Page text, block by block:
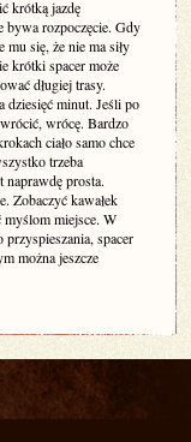
krótką jazdę
bywa rozpoczęcie. Gdy
mu się, że nie ma siły
krótki spacer może
długiej trasy.
dziesięć minut. Jeśli po
wrócę. Bardzo
ciało samo chce
trzeba
prosta.
Zobaczyć kawałek
myślom miejsce. W
spacer
można jeszcze